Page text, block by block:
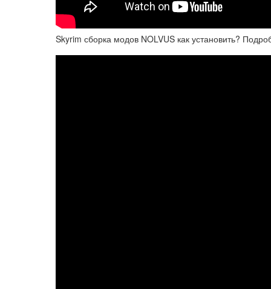
Skyrim сборка модов NOLVUS как установить?